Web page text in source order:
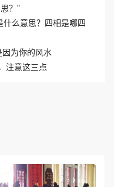
？”
什么意思？四相是哪四
为你的风水
注意这三点